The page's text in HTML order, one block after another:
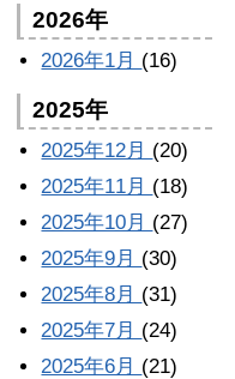
2026年
2026年1月 (16)
2025年
2025年12月 (20)
2025年11月 (18)
2025年10月 (27)
2025年9月 (30)
2025年8月 (31)
2025年7月 (24)
2025年6月 (21)